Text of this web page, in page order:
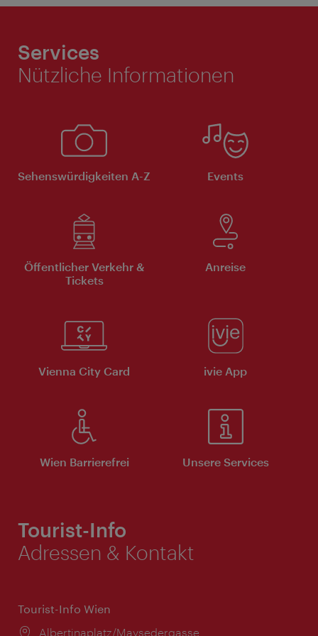
Services
Nützliche Informationen
Sehenswürdigkeiten A-Z Events
Öffentlicher Verkehr &
Tickets
Anreise
Vienna City Card ivie App
Wien Barrierefrei Unsere Services
Tourist-Info
Adressen & Kontakt
Tourist-Info Wien
Ort:
Albertinaplatz/Maysedergasse